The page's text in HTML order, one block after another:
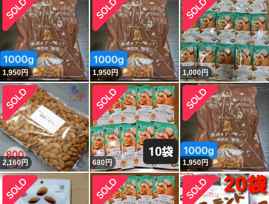
1,950円 1,950円 1,000円
2,160円 680円 1,950円